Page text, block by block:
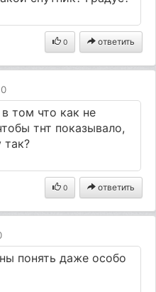
0 ответить
том что как не
тнт показывало,
так?
0 ответить
понять даже особо